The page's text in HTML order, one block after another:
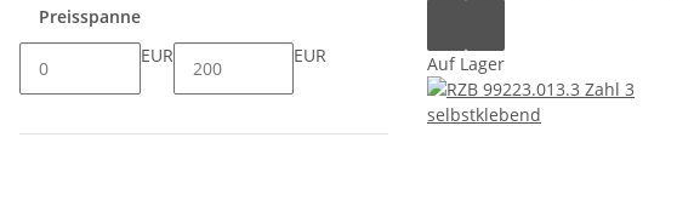
Auf Lager
Preisspanne
EUR
EUR